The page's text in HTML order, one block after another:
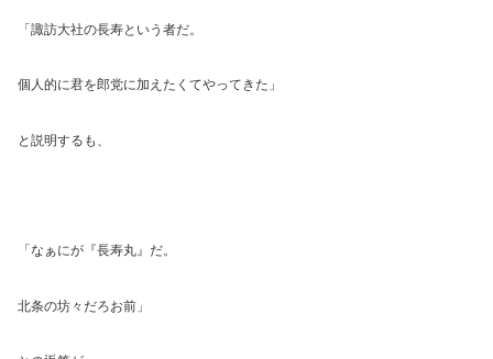
「諏訪大社の長寿という者だ。
個人的に君を郎党に加えたくてやってきた」
と説明するも、
「なぁにが『長寿丸』だ。
北条の坊々だろお前」